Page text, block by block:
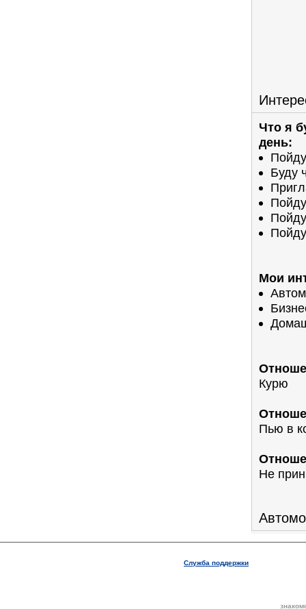
Что я
день:
Буду
Мои
Курю
Пью в
Не
Служба поддержки